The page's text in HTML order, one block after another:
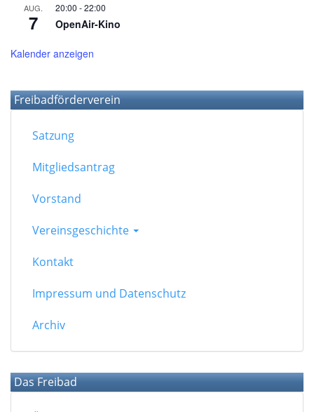
AUG.
7
20:00 -22:00
OpenAir-Kino
Kalender anzeigen
Freibadförderverein
Satzung
Mitgliedsantrag
Vorstand
Vereinsgeschichte
Kontakt
Impressum und Datenschutz
Archiv
Das Freibad